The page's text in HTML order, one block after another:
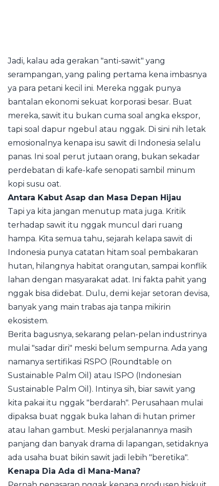
Jadi, kalau ada gerakan "anti-sawit" yang
serampangan, yang paling pertama kena imbasnya
ya para petani kecil ini. Mereka nggak punya
bantalan ekonomi sekuat korporasi besar. Buat
mereka, sawit itu bukan cuma soal angka ekspor,
tapi soal dapur ngebul atau nggak. Di sini nih letak
emosionalnya kenapa isu sawit di Indonesia selalu
panas. Ini soal perut jutaan orang, bukan sekadar
perdebatan di kafe-kafe senopati sambil minum
kopi susu oat.
Antara Kabut Asap dan Masa Depan Hijau
Tapi ya kita jangan menutup mata juga. Kritik
terhadap sawit itu nggak muncul dari ruang
hampa. Kita semua tahu, sejarah kelapa sawit di
Indonesia punya catatan hitam soal pembakaran
hutan, hilangnya habitat orangutan, sampai konflik
lahan dengan masyarakat adat. Ini fakta pahit yang
nggak bisa didebat. Dulu, demi kejar setoran devisa,
banyak yang main trabas aja tanpa mikirin
ekosistem.
Berita bagusnya, sekarang pelan-pelan industrinya
mulai "sadar diri" meski belum sempurna. Ada yang
namanya sertifikasi RSPO (Roundtable on
Sustainable Palm Oil) atau ISPO (Indonesian
Sustainable Palm Oil). Intinya sih, biar sawit yang
kita pakai itu nggak "berdarah". Perusahaan mulai
dipaksa buat nggak buka lahan di hutan primer
atau lahan gambut. Meski perjalanannya masih
panjang dan banyak drama di lapangan, setidaknya
ada usaha buat bikin sawit jadi lebih "beretika".
Kenapa Dia Ada di Mana-Mana?